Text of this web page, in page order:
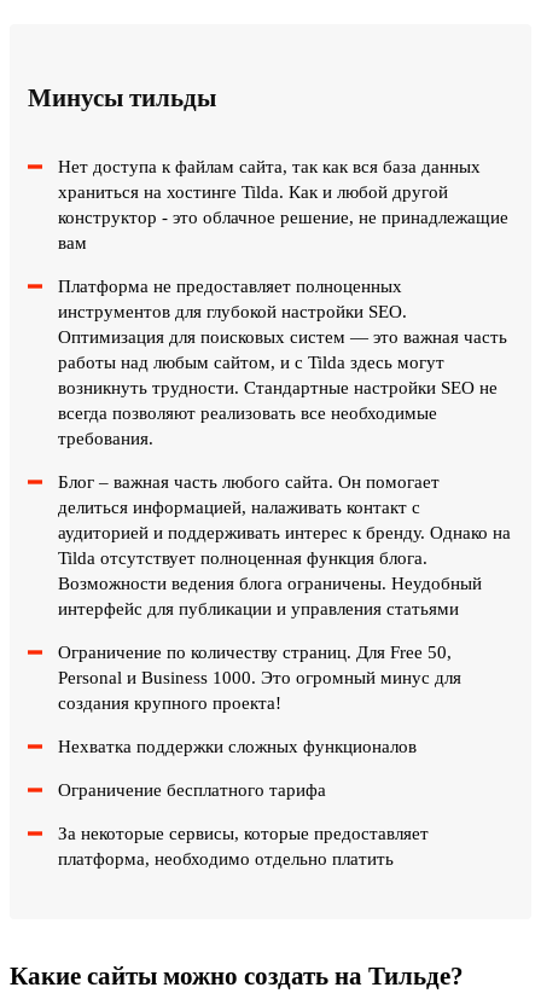
Минусы тильды
Нет доступа к файлам сайта, так как вся база данных
храниться на хостинге Tilda. Как и любой другой
конструктор - это облачное решение, не принадлежащие
вам
Платформа не предоставляет полноценных
инструментов для глубокой настройки SEO.
Оптимизация для поисковых систем — это важная часть
работы над любым сайтом, и с Tilda здесь могут
возникнуть трудности. Стандартные настройки SEO не
всегда позволяют реализовать все необходимые
требования.
Блог – важная часть любого сайта. Он помогает
делиться информацией, налаживать контакт с
аудиторией и поддерживать интерес к бренду. Однако на
Tilda отсутствует полноценная функция блога.
Возможности ведения блога ограничены. Неудобный
интерфейс для публикации и управления статьями
Ограничение по количеству страниц. Для Free 50,
Personal и Business 1000. Это огромный минус для
создания крупного проекта!
Нехватка поддержки сложных функционалов
Ограничение бесплатного тарифа
За некоторые сервисы, которые предоставляет
платформа, необходимо отдельно платить
Какие сайты можно создать на Тильде?